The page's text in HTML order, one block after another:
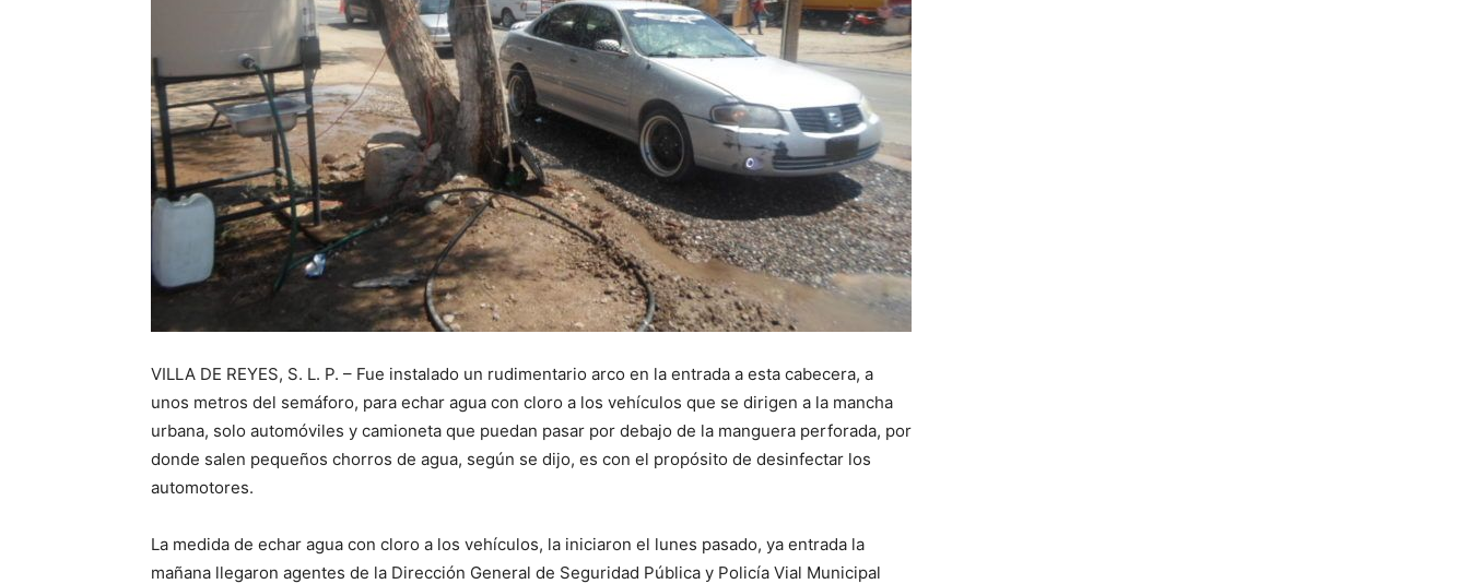
VILLA DE REYES, S. L. P. – Fue instalado un rudimentario arco en la entrada a esta cabecera, a
unos metros del semáforo, para echar agua con cloro a los vehículos que se dirigen a la mancha
urbana, solo automóviles y camioneta que puedan pasar por debajo de la manguera perforada, por
donde salen pequeños chorros de agua, según se dijo, es con el propósito de desinfectar los
automotores.
La medida de echar agua con cloro a los vehículos, la iniciaron el lunes pasado, ya entrada la
mañana llegaron agentes de la Dirección General de Seguridad Pública y Policía Vial Municipal